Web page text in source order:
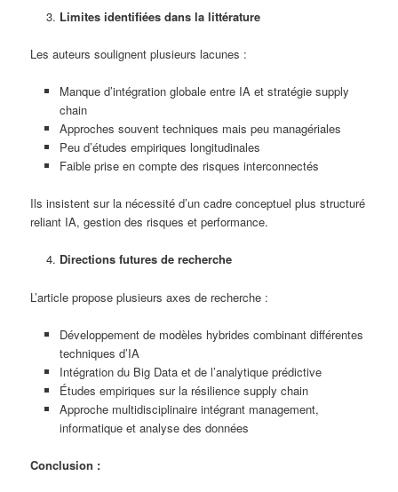
Limites identifiées dans la littérature
Les auteurs soulignent plusieurs lacunes :
Manque d’intégration globale entre IA et stratégie supply
chain
Approches souvent techniques mais peu managériales
Peu d’études empiriques longitudinales
Faible prise en compte des risques interconnectés
Ils insistent sur la nécessité d’un cadre conceptuel plus structuré
reliant IA, gestion des risques et performance.
Directions futures de recherche
L’article propose plusieurs axes de recherche :
Développement de modèles hybrides combinant différentes
techniques d’IA
Intégration du Big Data et de l’analytique prédictive
Études empiriques sur la résilience supply chain
Approche multidisciplinaire intégrant management,
informatique et analyse des données
Conclusion :